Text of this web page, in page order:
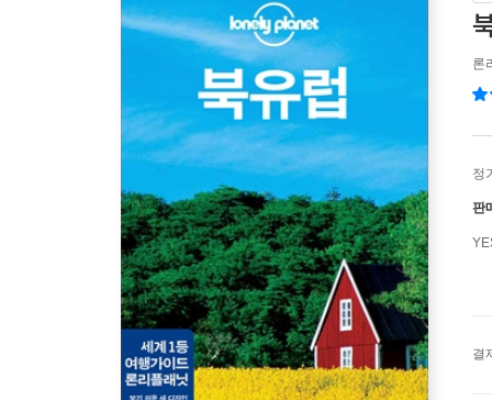
론
정
판
결